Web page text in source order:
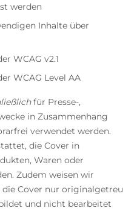
werden
Inhalte über
WCAG v2.1
WCAG Level AA
für Presse-,
in Zusammenhang
verwendet werden.
die Cover in
Waren oder
Zudem weisen wir
die Cover nur originalgetreu
und nicht bearbeitet